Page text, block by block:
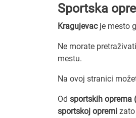
Sportska
Kragujevacje mesto
Ne morate
mestu.
Na ovoj stranici
Od sportskih oprema
sportskoj opremi